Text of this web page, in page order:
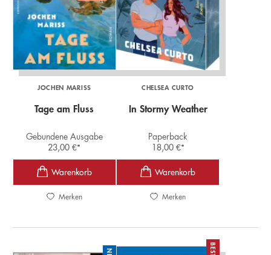
JOCHEN MARISS
Tage am Fluss
Gebundene Ausgabe
23,00€*
Merken
CHELSEA CURTO
In Stormy Weather
Paperback
18,00 €*
Merken